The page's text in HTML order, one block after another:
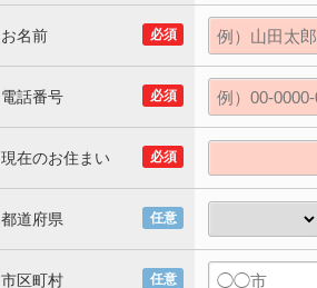
必須
お名前
必須
電話番号
必須
現在のお住まい
任意
都道府県
任意
市区町村